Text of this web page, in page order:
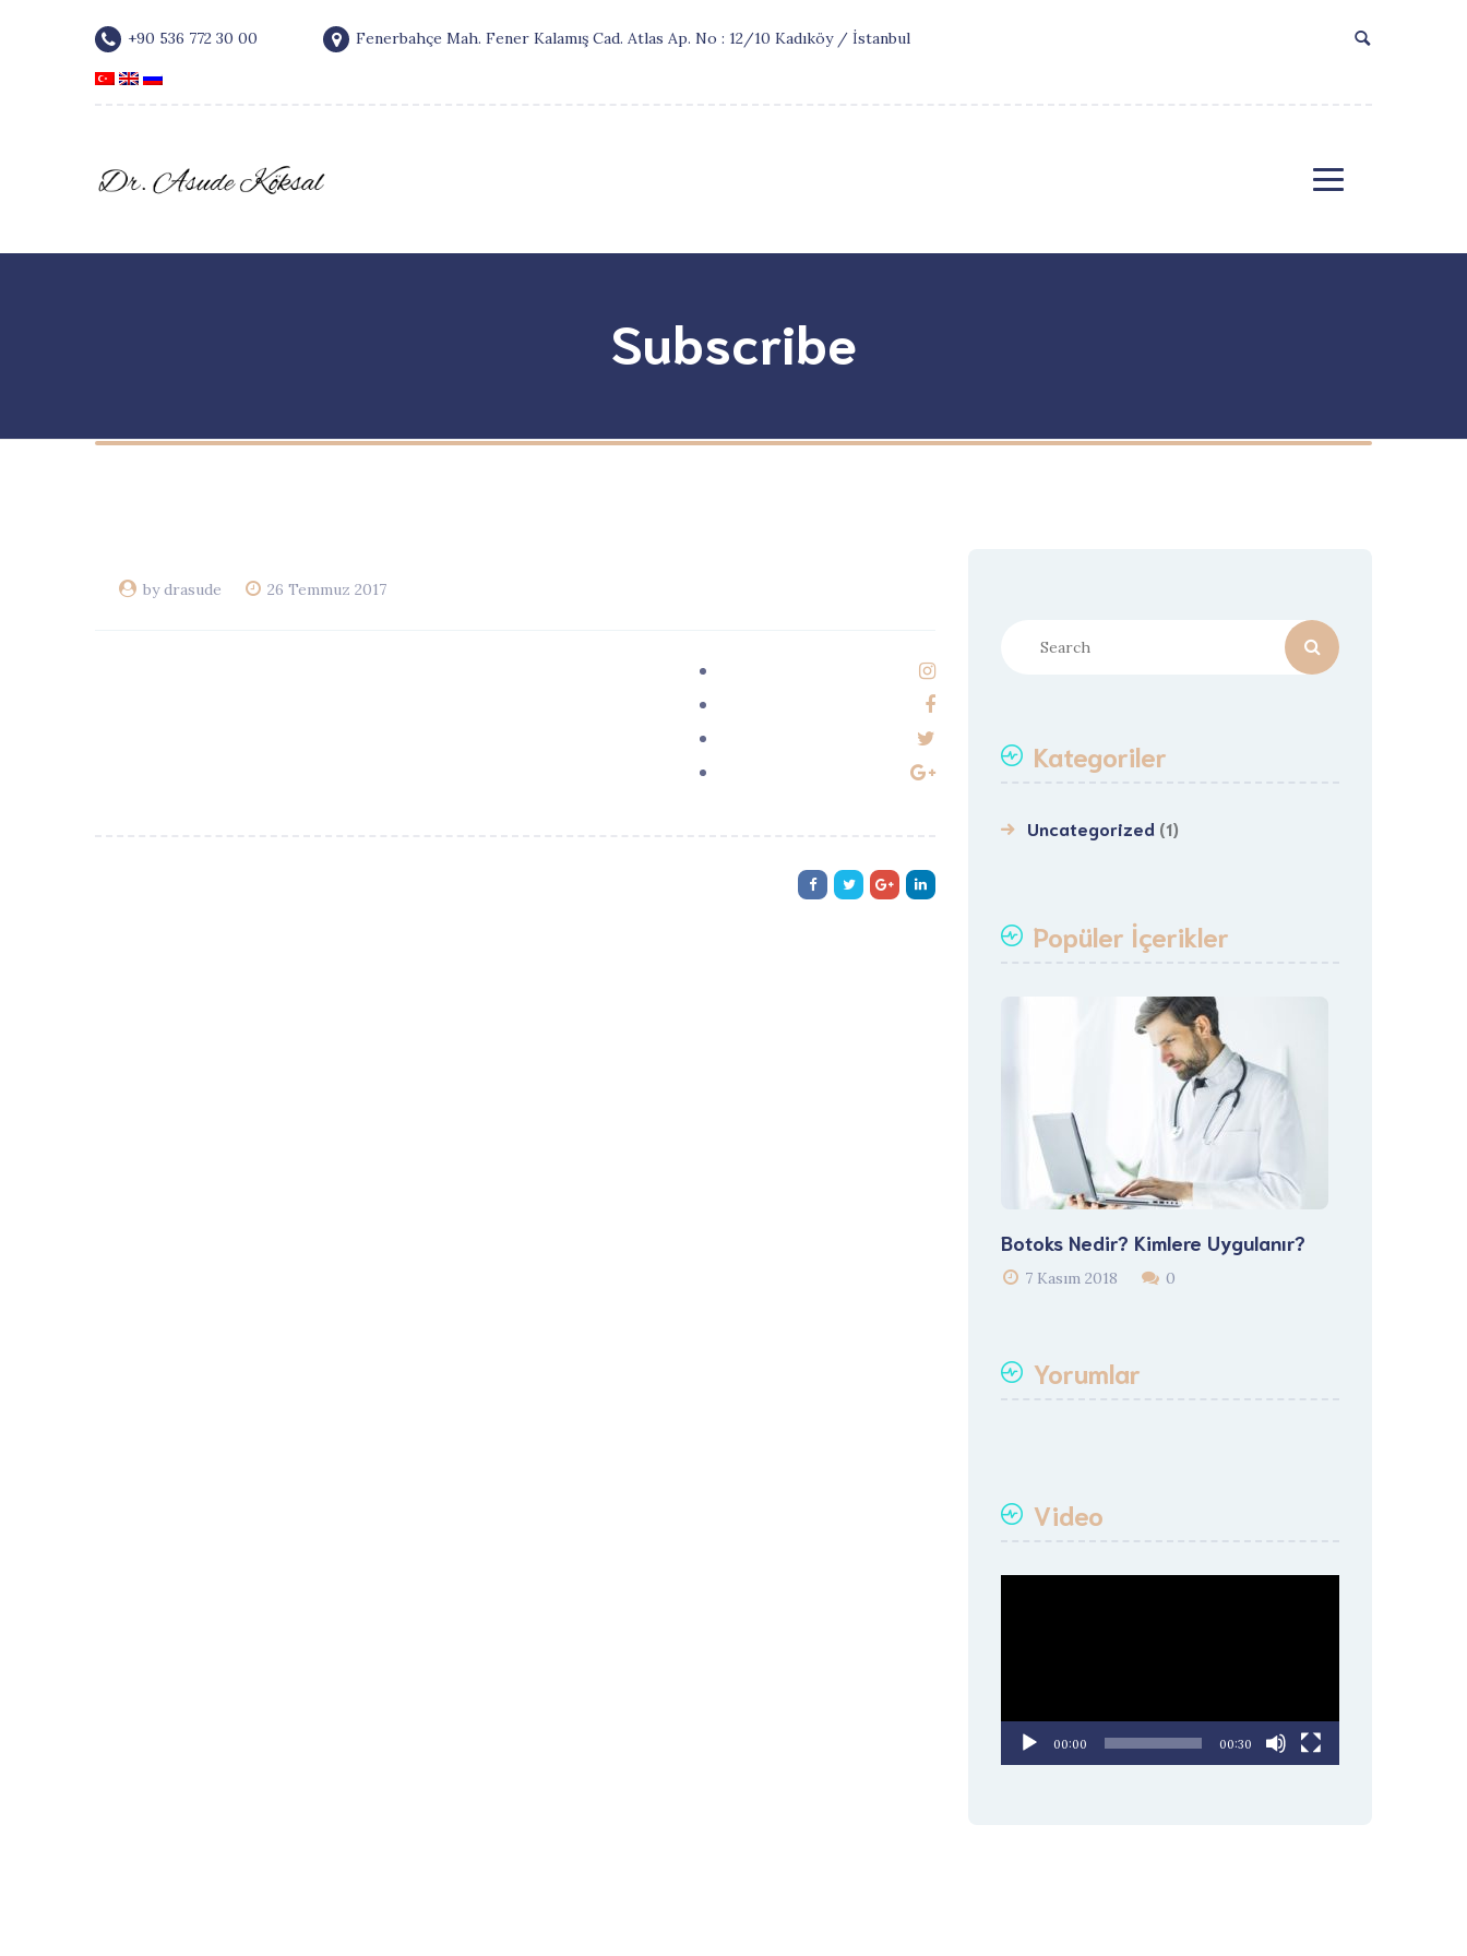
+90 536 772 30 00 Fenerbahçe Mah. Fener Kalamış Cad. Atlas Ap. No : 12/10 Kadıköy / İstanbul
Subscribe
by drasude 26 Temmuz 2017
Kategoriler
Uncategorized (1)
Popüler İçerikler
Botoks Nedir? Kimlere Uygulanır?
7 Kasım 2018 0
Yorumlar
Video
00:00 00:30